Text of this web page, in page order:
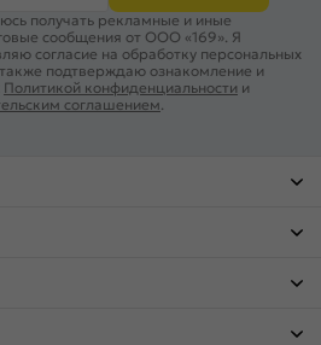
получать рекламные и иные
сообщения от ООО «169». Я
согласие на обработку персональных
подтверждаю ознакомление и
Политикой конфиденциальности и
соглашением